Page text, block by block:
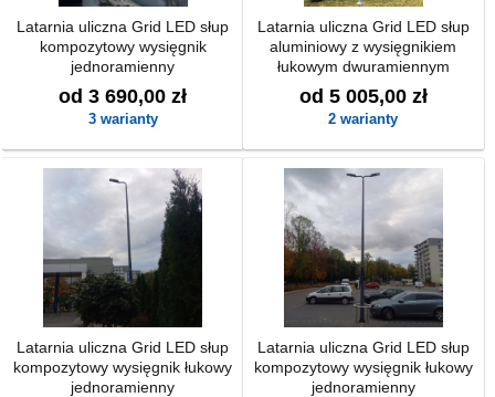
Latarnia uliczna Grid LED słup
kompozytowy wysięgnik
jednoramienny
od 3 690,00 zł
3 warianty
Latarnia uliczna Grid LED słup
aluminiowy z wysięgnikiem
łukowym dwuramiennym
od 5 005,00 zł
2 warianty
Latarnia uliczna Grid LED słup
kompozytowy wysięgnik łukowy
jednoramienny
Latarnia uliczna Grid LED słup
kompozytowy wysięgnik łukowy
jednoramienny